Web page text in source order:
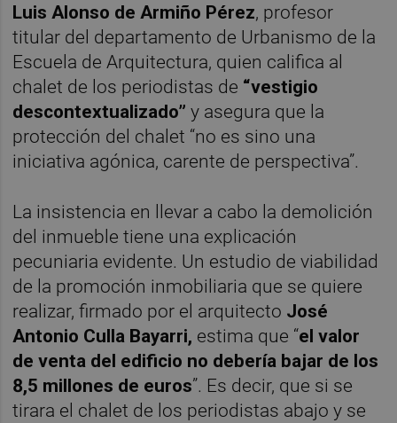
Luis Alonso de Armiño Pérez, profesor
titular del departamento de Urbanismo de la
Escuela de Arquitectura, quien califica al
chalet de los periodistas de “vestigio
descontextualizado”y asegura que la
protección del chalet “no es sino una
iniciativa agónica, carente de perspectiva”.
La insistencia en llevar a cabo la demolición
del inmueble tiene una explicación
pecuniaria evidente. Un estudio de viabilidad
de la promoción inmobiliaria que se quiere
realizar, firmado por el arquitecto José
Antonio Culla Bayarri, estima que “el valor
de venta del edificio no debería bajar de los
8,5 millones de euros”. Es decir, que si se
tirara el chalet de los periodistas abajo y se